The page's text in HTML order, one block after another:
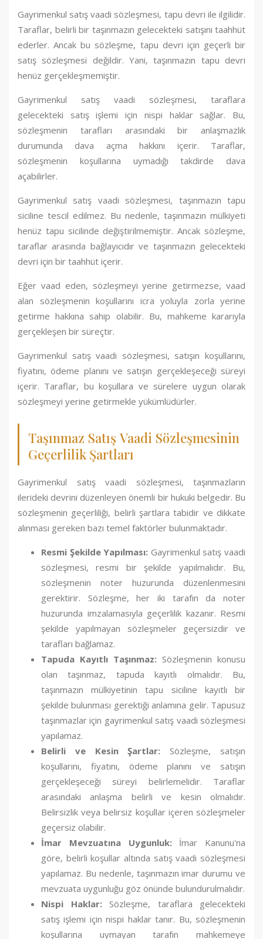
Gayrimenkul satış vaadi sözleşmesi, tapu devri ile ilgilidir.
Taraflar, belirli bir taşınmazın gelecekteki satışını taahhüt
ederler. Ancak bu sözleşme, tapu devri için geçerli bir
satış sözleşmesi değildir. Yani, taşınmazın tapu devri
henüz gerçekleşmemiştir.
Gayrimenkul satış vaadi sözleşmesi, taraflara
gelecekteki satış işlemi için nispi haklar sağlar. Bu,
sözleşmenin tarafları arasındaki bir anlaşmazlık
durumunda dava açma hakkını içerir. Taraflar,
sözleşmenin koşullarına uymadığı takdirde dava
açabilirler.
Gayrimenkul satış vaadi sözleşmesi, taşınmazın tapu
siciline tescil edilmez. Bu nedenle, taşınmazın mülkiyeti
henüz tapu sicilinde değiştirilmemiştir. Ancak sözleşme,
taraflar arasında bağlayıcıdır ve taşınmazın gelecekteki
devri için bir taahhüt içerir.
Eğer vaad eden, sözleşmeyi yerine getirmezse, vaad
alan sözleşmenin koşullarını icra yoluyla zorla yerine
getirme hakkına sahip olabilir. Bu, mahkeme kararıyla
gerçekleşen bir süreçtir.
Gayrimenkul satış vaadi sözleşmesi, satışın koşullarını,
fiyatını, ödeme planını ve satışın gerçekleşeceği süreyi
içerir. Taraflar, bu koşullara ve sürelere uygun olarak
sözleşmeyi yerine getirmekle yükümlüdürler.
Taşınmaz Satış Vaadi Sözleşmesinin
Geçerlilik Şartları
Gayrimenkul satış vaadi sözleşmesi, taşınmazların
ilerideki devrini düzenleyen önemli bir hukuki belgedir. Bu
sözleşmenin geçerliliği, belirli şartlara tabidir ve dikkate
alınması gereken bazı temel faktörler bulunmaktadır.
Resmi Şekilde Yapılması: Gayrimenkul satış vaadi
sözleşmesi, resmi bir şekilde yapılmalıdır. Bu,
sözleşmenin noter huzurunda düzenlenmesini
gerektirir. Sözleşme, her iki tarafın da noter
huzurunda imzalamasıyla geçerlilik kazanır. Resmi
şekilde yapılmayan sözleşmeler geçersizdir ve
tarafları bağlamaz.
Tapuda Kayıtlı Taşınmaz: Sözleşmenin konusu
olan taşınmaz, tapuda kayıtlı olmalıdır. Bu,
taşınmazın mülkiyetinin tapu siciline kayıtlı bir
şekilde bulunması gerektiği anlamına gelir. Tapusuz
taşınmazlar için gayrimenkul satış vaadi sözleşmesi
yapılamaz.
Belirli ve Kesin Şartlar: Sözleşme, satışın
koşullarını, fiyatını, ödeme planını ve satışın
gerçekleşeceği süreyi belirlemelidir. Taraflar
arasındaki anlaşma belirli ve kesin olmalıdır.
Belirsizlik veya belirsiz koşullar içeren sözleşmeler
geçersiz olabilir.
İmar Mevzuatına Uygunluk: İmar Kanunu'na
göre, belirli koşullar altında satış vaadi sözleşmesi
yapılamaz. Bu nedenle, taşınmazın imar durumu ve
mevzuata uygunluğu göz önünde bulundurulmalıdır.
Nispi Haklar: Sözleşme, taraflara gelecekteki
satış işlemi için nispi haklar tanır. Bu, sözleşmenin
koşullarına uymayan tarafın mahkemeye